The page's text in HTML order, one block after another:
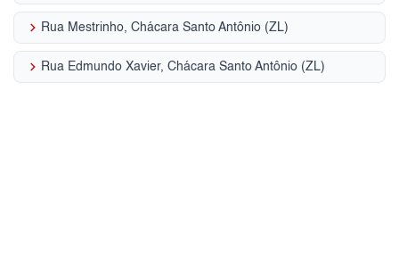
keyboard_arrow_right Rua Mestrinho, Chácara Santo Antônio (ZL)
keyboard_arrow_right Rua Edmundo Xavier, Chácara Santo Antônio (ZL)